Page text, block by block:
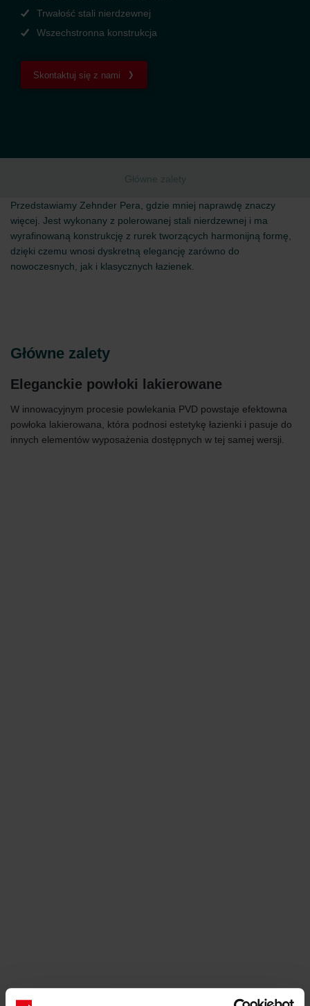
Trwałość stali nierdzewnej
Wszechstronna konstrukcja
Skontaktuj się z nami
Główne zalety
Przedstawiamy Zehnder Pera, gdzie mniej naprawdę znaczy
więcej. Jest wykonany z polerowanej stali nierdzewnej i ma
wyrafinowaną konstrukcję z rurek tworzących harmonijną formę,
dzięki czemu wnosi dyskretną elegancję zarówno do
nowoczesnych, jak i klasycznych łazienek.
Główne zalety
Eleganckie powłoki lakierowane
W innowacyjnym procesie powlekania PVD powstaje efektowna
powłoka lakierowana, która podnosi estetykę łazienki i pasuje do
innych elementów wyposażenia dostępnych w tej samej wersji.